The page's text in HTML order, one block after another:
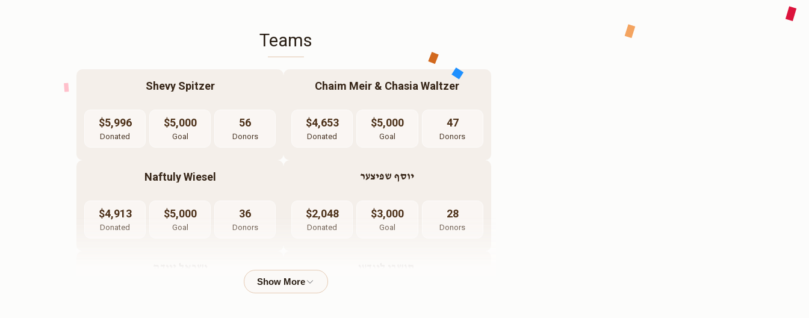
Teams
Shevy Spitzer
$5,996
Donated
$5,000
Goal
56
Donors
Chaim Meir & Chasia Waltzer
$4,653
Donated
$5,000
Goal
47
Donors
Naftuly Wiesel
$4,913
Donated
$5,000
Goal
36
Donors
יוסף שפיצער
$2,048
Donated
$3,000
Goal
28
Donors